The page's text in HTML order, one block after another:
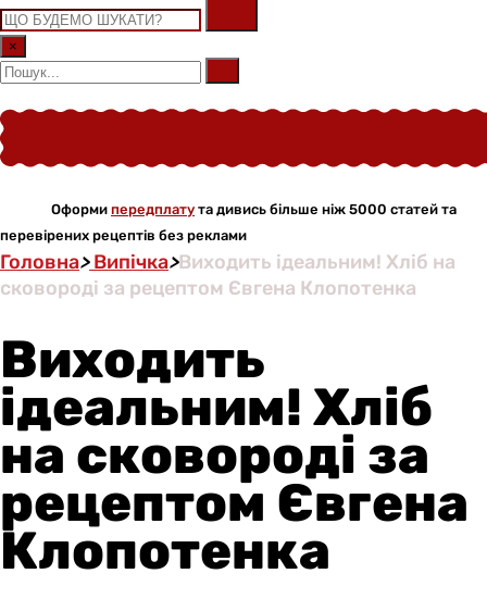
×
Оформи передплату та дивись більше ніж 5000 статей та
перевірених рецептів без реклами
Головна>Випічка>Виходить ідеальним! Хліб на
сковороді за рецептом Євгена Клопотенка
Виходить
ідеальним! Хліб
на сковороді за
рецептом Євгена
Клопотенка